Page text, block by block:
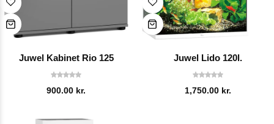
Juwel Kabinet Rio 125
900.00 kr.
Juwel Lido 120l.
1,750.00 kr.